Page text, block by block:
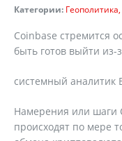
Категории: Геополитика
Coinbase стремится
быть готов выйти из-
системный аналитик
Намерения или шаги
происходят по мере